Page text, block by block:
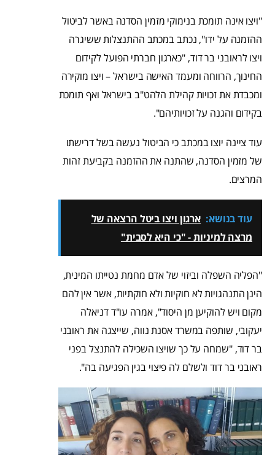
"ויצו אינה תומכת בנימוקי מזמין הסדנה באשר לביטול
ההזמנה על ידו", נכתב במכתב ההתנצלות ששיגרה
ויצו לראובני בר דוד, "כארגון חברתי הפועל לקידום
החינוך, הרווחה ומעמד האישה בישראל – ויצו מוקירה
ומכבדת את זכויות קהילת הלהט"ב בישראל ואף תומכת
בקידום והגנה על זכויותיהם".
עוד ציינה יוצו במכתב כי הביטול נעשה בשל דרישתו
של מזמין הסדנה, שהתנה את ההזמנה בקביעת זהות
המרצים.
עוד בנושא: ארגון ויצו ביטל הרצאה של
מרצה למיניות - "כי היא לסבית"
"הפליה השפלה וביזוי של אדם מחמת נטייתו המינית,
הינן התנהגויות לא חוקיות ולא חוקתיות, אשר אין להם
מקום ויש להוקיען מן היסוד", אמרה עו"ד דניאלה
יעקובי, שותפה במשרד אסנת נווה, שייצגה את ראובני
בר דוד, "שמחה על כך שויצו השכילה להתנצל בפני
ראובני בר דוד ולשלם לה פיצוי בגין הפגיעה בה".